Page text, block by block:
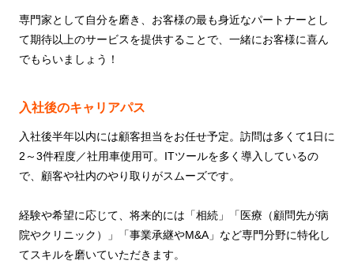
専門家として自分を磨き、お客様の最も身近なパートナーとし
て期待以上のサービスを提供することで、一緒にお客様に喜ん
でもらいましょう！
入社後のキャリアパス
入社後半年以内には顧客担当をお任せ予定。訪問は多くて1日に
2～3件程度／社用車使用可。ITツールを多く導入しているの
で、顧客や社内のやり取りがスムーズです。
経験や希望に応じて、将来的には「相続」「医療（顧問先が病
院やクリニック）」「事業承継やM&A」など専門分野に特化し
てスキルを磨いていただきます。